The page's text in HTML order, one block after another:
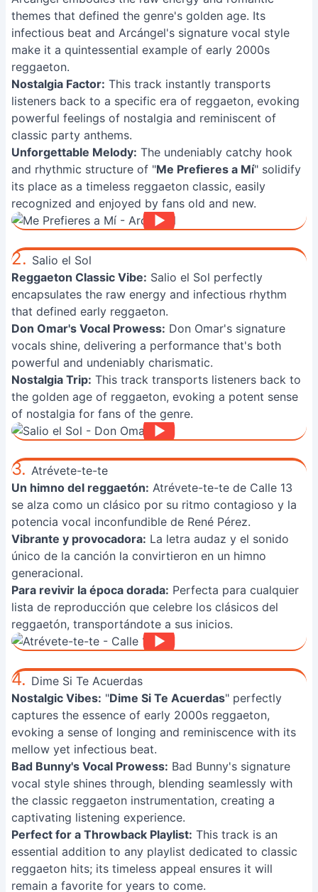
themes that defined the genre's golden age. Its
infectious beat and Arcángel's signature vocal style
make it a quintessential example of early 2000s
reggaeton.
Nostalgia Factor: This track instantly transports
listeners back to a specific era of reggaeton, evoking
powerful feelings of nostalgia and reminiscent of
classic party anthems.
Unforgettable Melody: The undeniably catchy hook
and rhythmic structure of "Me Prefieres a Mí" solidify
its place as a timeless reggaeton classic, easily
recognized and enjoyed by fans old and new.
2. Salio el Sol
Reggaeton Classic Vibe: Salio el Sol perfectly
encapsulates the raw energy and infectious rhythm
that defined early reggaeton.
Don Omar's Vocal Prowess: Don Omar's signature
vocals shine, delivering a performance that's both
powerful and undeniably charismatic.
Nostalgia Trip: This track transports listeners back to
the golden age of reggaeton, evoking a potent sense
of nostalgia for fans of the genre.
3. Atrévete-te-te
Un himno del reggaetón: Atrévete-te-te de Calle 13
se alza como un clásico por su ritmo contagioso y la
potencia vocal inconfundible de René Pérez.
Vibrante y provocadora: La letra audaz y el sonido
único de la canción la convirtieron en un himno
generacional.
Para revivir la época dorada: Perfecta para cualquier
lista de reproducción que celebre los clásicos del
reggaetón, transportándote a sus inicios.
4. Dime Si Te Acuerdas
Nostalgic Vibes: "Dime Si Te Acuerdas" perfectly
captures the essence of early 2000s reggaeton,
evoking a sense of longing and reminiscence with its
mellow yet infectious beat.
Bad Bunny's Vocal Prowess: Bad Bunny's signature
vocal style shines through, blending seamlessly with
the classic reggaeton instrumentation, creating a
captivating listening experience.
Perfect for a Throwback Playlist: This track is an
essential addition to any playlist dedicated to classic
reggaeton hits; its timeless appeal ensures it will
remain a favorite for years to come.